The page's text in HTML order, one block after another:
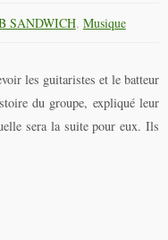
SANDWICH, Musique
les guitaristes et le batteur
du groupe, expliqué leur
sera la suite pour eux. Ils